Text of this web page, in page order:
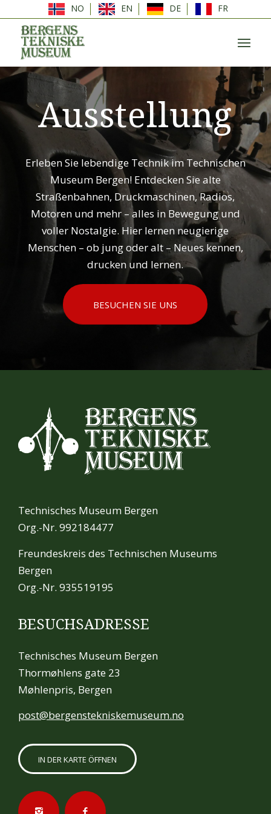
NO EN DE FR
Ausstellung
Erleben Sie lebendige Technik im Technischen
Museum Bergen! Entdecken Sie alte
Straßenbahnen, Druckmaschinen, Radios,
Motoren und mehr – alles in Bewegung und
voller Nostalgie. Hier lernen neugierige
Menschen – ob jung oder alt – Neues kennen,
drucken und lernen.
BESUCHEN SIE UNS
Technisches Museum Bergen
Org.-Nr. 992184477
Freundeskreis des Technischen Museums
Bergen
Org.-Nr. 935519195
BESUCHSADRESSE
Technisches Museum Bergen
Thormøhlens gate 23
Møhlenpris, Bergen
post@bergenstekniskemuseum.no
IN DER KARTE ÖFFNEN